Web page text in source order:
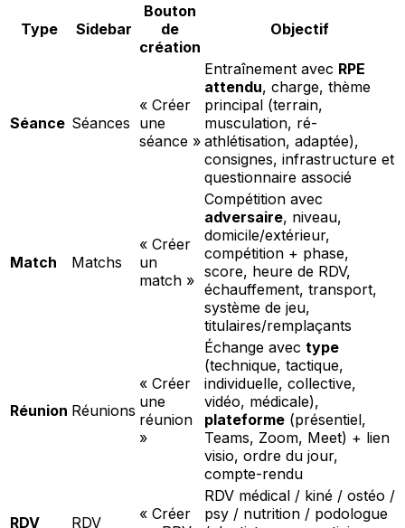
Type Sidebar
Bouton
de
création
Objectif
Séance Séances
« Créer
une
séance »
Entraînement avec RPE
attendu, charge, thème
principal (terrain,
musculation, ré-
athlétisation, adaptée),
consignes, infrastructure et
questionnaire associé
Match Matchs
« Créer
un
match »
Compétition avec
adversaire, niveau,
domicile/extérieur,
compétition + phase,
score, heure de RDV,
échauffement, transport,
système de jeu,
titulaires/remplaçants
Réunion Réunions
« Créer
une
réunion
»
Échange avec type
(technique, tactique,
individuelle, collective,
vidéo, médicale),
plateforme (présentiel,
Teams, Zoom, Meet) + lien
visio, ordre du jour,
compte-rendu
RDV RDV
« Créer
RDV médical / kiné / ostéo /
psy / nutrition / podologue